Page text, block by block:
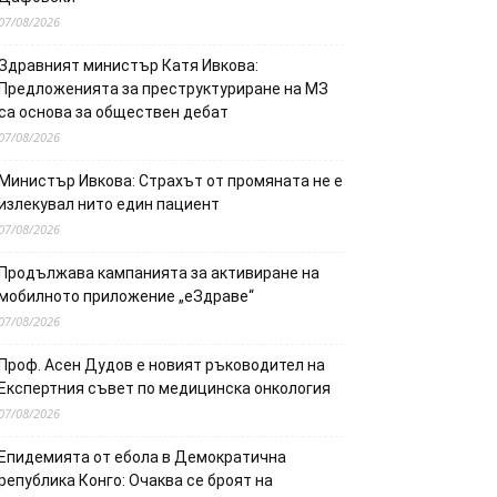
08/2026
министър Катя Ивкова:
за преструктуриране на МЗ
основа за обществен дебат
08/2026
Ивкова: Страхът от промяната не е
нито един пациент
08/2026
кампанията за активиране на
приложение „еЗдраве“
08/2026
Асен Дудов е новият ръководител на
съвет по медицинска онкология
08/2026
от ебола в Демократична
Конго: Очаква се броят на